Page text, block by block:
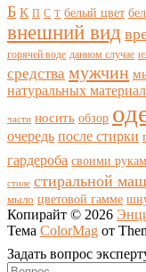
Б К П С Т белый цвет
внешний вид
горячей воде данном случае
средства мужчин
натуральных
части носить обзор
очередь после стирки
гардероба своими
стиле стиральной
мыло цветовой гамме
Копирайт © 2026
Тема ColorMag от
Задать вопрос